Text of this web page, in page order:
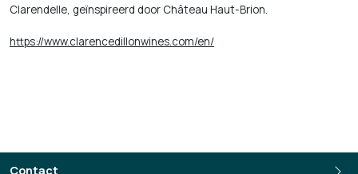
Clarendelle, geïnspireerd door Château Haut-Brion.
https://www.clarencedillonwines.com/en/
Contact